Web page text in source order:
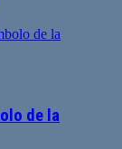
de la